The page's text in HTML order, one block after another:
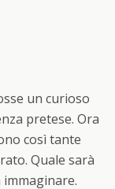
un curioso
pretese. Ora
così tante
Quale sarà